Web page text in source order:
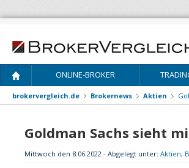
ONLINE-BROKER
brokervergleich.de Brokernews Aktien
Goldman Sachs sieht
Mittwoch den 8.06.2022 - Abgelegt unter: Aktien,